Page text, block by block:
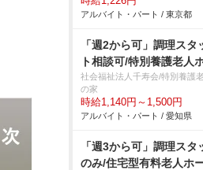
アルバイト・パート / 東京都
「週2から可」調理ス
ト相談可/特別養護老人
社会福祉法人千寿会/特別養護
の家
時給1,140円～1,500円
アルバイト・パート / 愛知県
「週3から可」調理ス
のみ/住宅型有料老人ホ